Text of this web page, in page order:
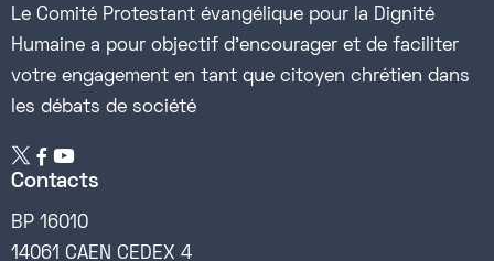
Le Comité Protestant évangélique pour la Dignité
Humaine a pour objectif d’encourager et de faciliter
votre engagement en tant que citoyen chrétien dans
les débats de société
 
Contacts
BP 16010
14061 CAEN CEDEX 4